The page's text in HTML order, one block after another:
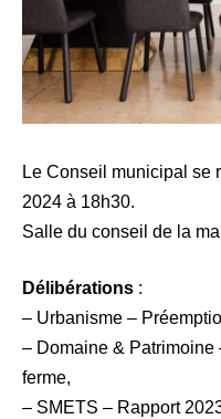
Le Conseil municipal se
2024 à 18h30.
Salle du conseil de la
Délibérations :
– Urbanisme –
– Domaine &
ferme,
– SMETS – Rapport